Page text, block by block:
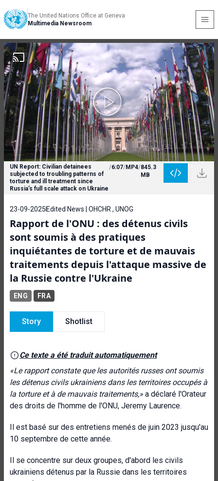
The United Nations Office at Geneva
Multimedia Newsroom
UN Report: Civilian detainees
subjected to troubling patterns of
torture and ill treatment since
Russia’s full scale attack on Ukraine
/6:07/MP4/845.3
MB
23-09-2025 Edited News | OHCHR , UNOG
Rapport de l'ONU : des détenus civils
sont soumis à des pratiques
inquiétantes de torture et de mauvais
traitements depuis l'attaque massive de
la Russie contre l'Ukraine
ENG FRA
Story Shotlist
Ce texte a été traduit automatiquement
«Le rapport constate que les autorités russes ont soumis
les détenus civils ukrainiens dans les territoires occupés à
la torture et à de mauvais traitements,» a déclaré l'Orateur
des droits de l'homme de l'ONU, Jeremy Laurence.
Il est basé sur des entretiens menés de juin 2023 jusqu'au
10 septembre de cette année.
Il se concentre sur deux groupes, d'abord les civils
ukrainiens détenus par la Russie dans les territoires